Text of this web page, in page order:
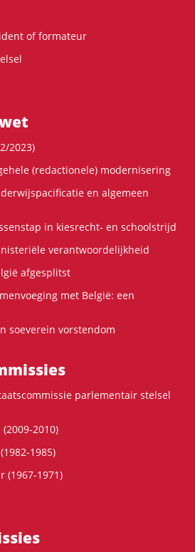
of formateur
2023)
(redactionele) modernisering
en algemeen
in kiesrecht- en schoolstrijd
verantwoordelijkheid
afgesplitst
met België: een
soeverein vorstendom
parlementair stelsel
2010)
1985)
(1967-1971)